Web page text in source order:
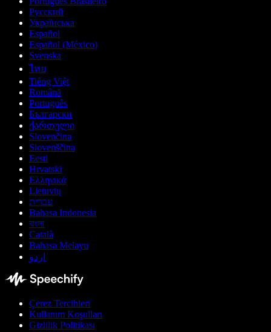
Русский
Українська
Español
Español (México)
Svenska
ไทย
Tiếng Việt
Română
Português
Български
ქართული
Slovenčina
Slovenščina
Eesti
Hrvatski
Ελληνικά
Lietuvių
עברית
Bahasa Indonesia
বাংলা
Català
Bahasa Melayu
اردو
Çerez Tercihleri
Kullanım Koşulları
Gizlilik Politikası